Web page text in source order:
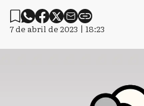
7 de abril de 2023 | 18:23